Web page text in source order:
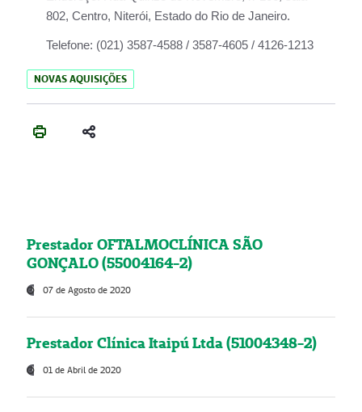
802, Centro, Niterói, Estado do Rio de Janeiro.
Telefone: (021) 3587-4588 / 3587-4605 / 4126-1213
NOVAS AQUISIÇÕES
Prestador OFTALMOCLÍNICA SÃO
GONÇALO (55004164-2)
07 de Agosto de 2020
Prestador Clínica Itaipú Ltda (51004348-2)
01 de Abril de 2020